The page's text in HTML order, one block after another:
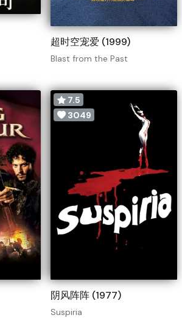
超时空宠爱 (1999)
Blast from the Past
7.5
3049
阴风阵阵 (1977)
Suspiria